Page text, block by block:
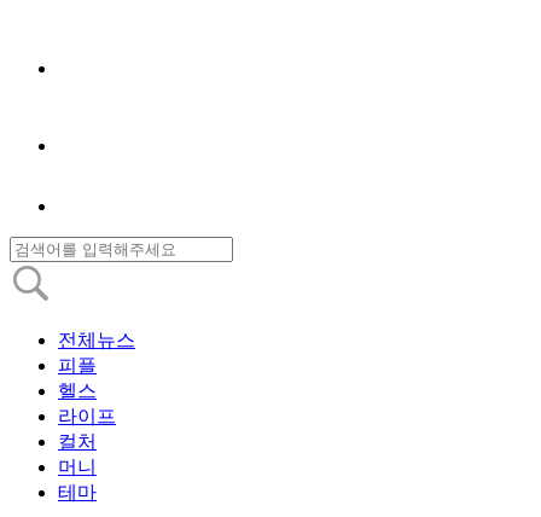
전체뉴스
피플
헬스
라이프
컬처
머니
테마